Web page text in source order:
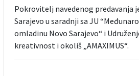
Pokrovitelj navedenog predavanja
Sarajevo u saradnji sa JU
omladinu Novo Sarajevo“ i
kreativnost i okoliš „AMAXIMUS“.